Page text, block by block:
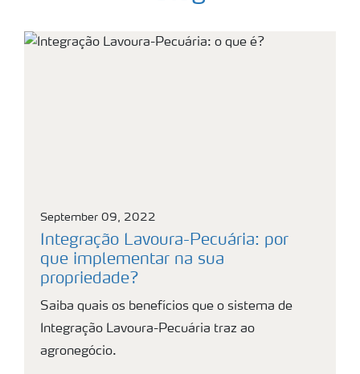
September 09, 2022
Integração Lavoura-Pecuária: por
que implementar na sua
propriedade?
Saiba quais os benefícios que o sistema de
Integração Lavoura-Pecuária traz ao
agronegócio.